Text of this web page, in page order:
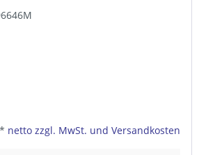
* netto zzgl. MwSt. und Versandkosten